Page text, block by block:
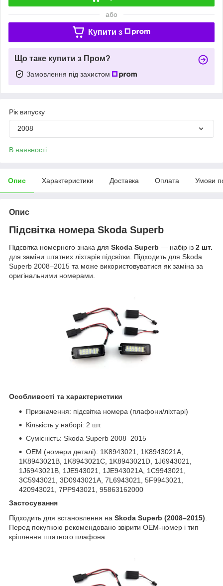
або
Купити з
Що таке купити з Пром?
Замовлення під захистом
Рік випуску
2008
В наявності
Опис Характеристики Доставка Оплата Умови
Опис
Підсвітка номера Skoda Superb
Підсвітка номерного знака для Skoda Superb — набір із 2 шт.
для заміни штатних ліхтарів підсвітки. Підходить для Skoda
Superb 2008–2015 та може використовуватися як заміна за
оригінальними номерами.
Особливості та характеристики
Призначення: підсвітка номера (плафони/ліхтарі)
Кількість у наборі: 2 шт.
Сумісність: Skoda Superb 2008–2015
OEM (номери деталі): 1K8943021, 1K8943021A,
1K8943021B, 1K8943021C, 1K8943021D, 1J6943021,
1J6943021B, 1JE943021, 1JE943021A, 1C9943021,
3C5943021, 3D0943021A, 7L6943021, 5F9943021,
420943021, 7PP943021, 95863162000
Застосування
Підходить для встановлення на Skoda Superb (2008–2015)
Перед покупкою рекомендовано звірити OEM-номер і тип
кріплення штатного плафона.